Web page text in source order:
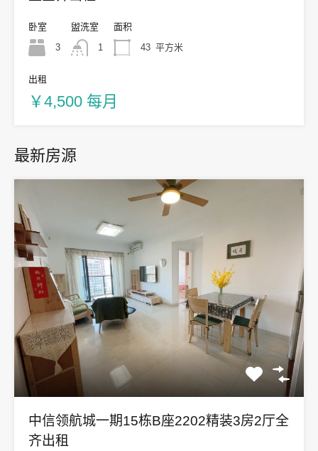
卧室
3
盥洗室
1
面积
43 平方米
出租
￥4,500 每月
最新房源
中信领航城一期15栋B座2202精装3房2厅全
齐出租